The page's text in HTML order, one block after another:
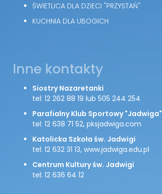
ŚWIETLICA DLA DZIECI "PRZYSTAŃ"
KUCHNIA DLA UBOGICH
Inne kontakty
Siostry Nazaretanki
tel: 12 262 88 19 lub 505 244 254
Parafialny Klub Sportowy "Jadwiga"
tel: 12 638 71 52, pksjadwiga.com
Katolicka Szkoła św. Jadwigi
tel: 12 632 31 13, www.jadwiga.edu.pl
Centrum Kultury św. Jadwigi
tel: 12 636 64 12